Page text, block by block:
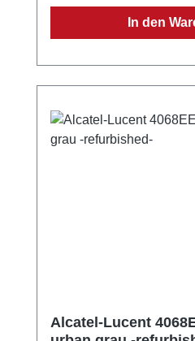
Anschluss Stummtaste
Wandmontage möglich
Gewicht: 1020g
In den
Alcatel-Lucent